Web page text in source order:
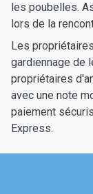
les poubelles.
lors de la
Les
gardiennage de
propriétaires
avec une note
paiement
Express.